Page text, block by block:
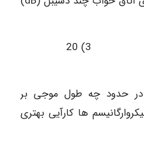
در حدود چه طول موجی بر
ها کارآیی بهتری